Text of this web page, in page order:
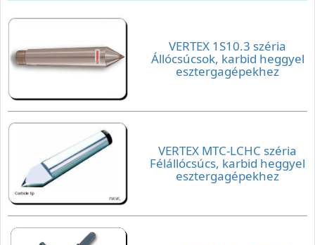
VERTEX 1S10.3 széria
Állócsúcsok, karbid heggyel
esztergagépekhez
VERTEX MTC-LCHC széria
Félállócsúcs, karbid heggyel
esztergagépekhez